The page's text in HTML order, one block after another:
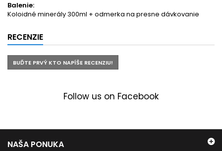
Balenie:
Koloidné minerály 300ml + odmerka na presne dávkovanie
RECENZIE
BUĎTE PRVÝ KTO NAPÍŠE RECENZIU!
Follow us on Facebook
NAŠA PONUKA